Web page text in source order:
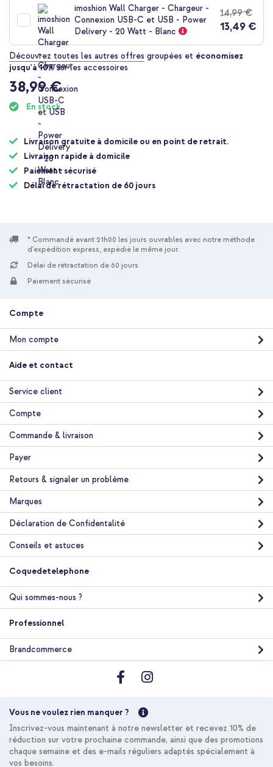
imoshion Wall Charger - Chargeur -
Connexion USB-C et USB - Power
Delivery - 20 Watt - Blanc
14,99 €
13,49 €
Découvrez toutes les autres offres groupées et économisez
jusqu'à 10%sur les accessoires
38,99 €
En stock
Livraison gratuite à domicile ou en point de retrait.
Livraison rapide à domicile
Paiement sécurisé
Délai de rétractation de 60 jours
iDeal of Sweden Coque Clear MagSafe Apple iPhone 17 Pro -
Tropical Floral + Support de téléphone à ventouses MagSafe -
20 % de réduction
Livraison gratuite
Acheter
Livraison
gratuite
iDeal of Sweden Coque Clear MagSafe Apple iPhone 17 Pro -
Tropical Floral + Wireless Charger USB-C - Chargeur MagSafe
sans fil - 1 mètre - Blanc
Acheter
Livraison
gratuite
iDeal of Sweden Coque Clear MagSafe Apple iPhone 17 Pro -
Tropical Floral + Protecteur d'écran en verre trempé +
Applicateur Apple iPhone 17 Pro
53,98 € 52,48 €
Acheter
Livraison
gratuite
iDeal of Sweden Coque Clear MagSafe Apple iPhone 17 Pro -
* Commandé avant 21h00 les jours ouvrables avec notre méthode
d'expédition express, expédié le même jour.
Délai de rétractation de 60 jours
Paiement sécurisé
Compte
Mon compte
Aide et contact
Service client
Compte
Commande & livraison
Payer
Retours & signaler un problème
Marques
Déclaration de Confidentalité
Conseils et astuces
Coquedetelephone
Qui sommes-nous ?
Professionnel
Brandcommerce
Vous ne voulez rien manquer ?
Inscrivez-vous maintenant à notre newsletter et recevez 10% de
réduction sur votre prochaine commande, ainsi que des promotions
chaque semaine et des e-mails réguliers adaptés spécialement à
vos besoins.